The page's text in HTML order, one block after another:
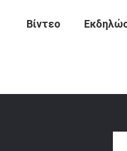
Βίντεο
A1 Μικρο-Τφ Κάρτα